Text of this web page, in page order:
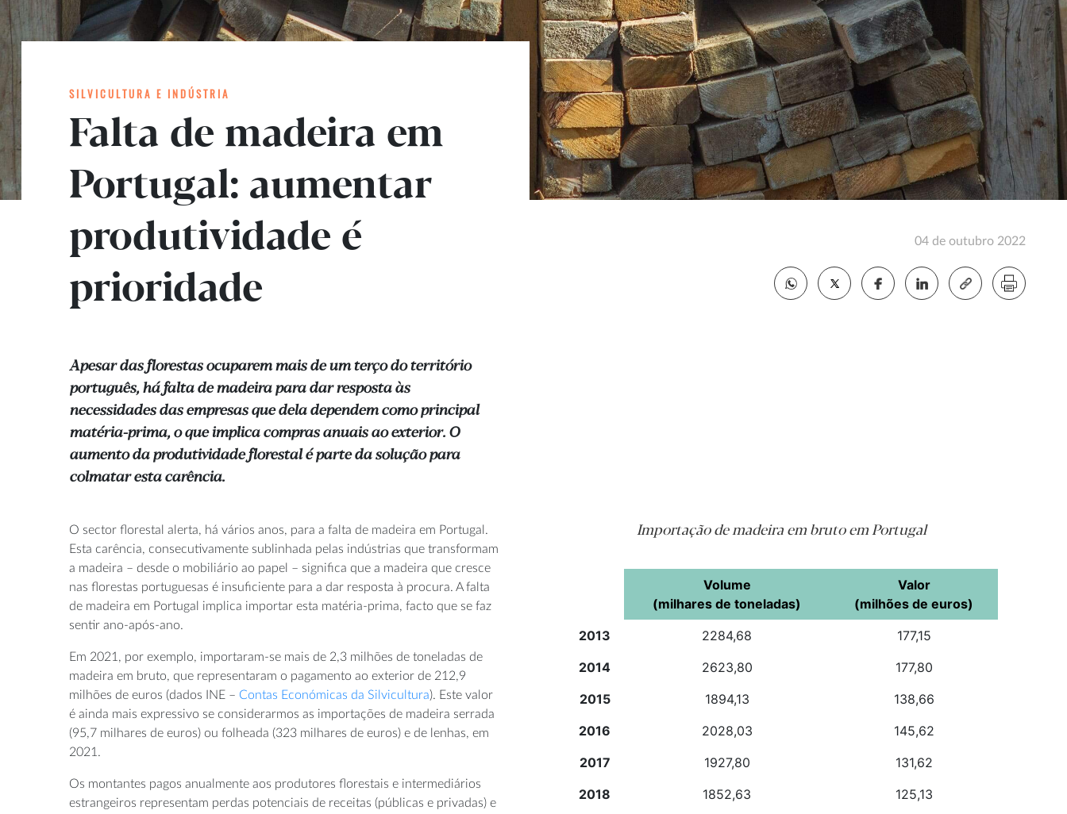
SILVICULTURA E INDÚSTRIA
Falta de madeira em
Portugal: aumentar
produtividade é
prioridade
Apesar das florestas ocuparem mais de um terço do território
português, há falta de madeira para dar resposta às
necessidades das empresas que dela dependem como principal
matéria-prima, o que implica compras anuais ao exterior. O
aumento da produtividade florestal é parte da solução para
colmatar esta carência.
04 de outubro 2022
O sector florestal alerta, há vários anos, para a falta de madeira em Portugal.
Esta carência, consecutivamente sublinhada pelas indústrias que transformam
a madeira – desde o mobiliário ao papel – significa que a madeira que cresce
nas florestas portuguesas é insuficiente para a dar resposta à procura. A falta
de madeira em Portugal implica importar esta matéria-prima, facto que se faz
sentir ano-após-ano.
Em 2021, por exemplo, importaram-se mais de 2,3 milhões de toneladas de
madeira em bruto, que representaram o pagamento ao exterior de 212,9
milhões de euros (dados INE – Contas Económicas da Silvicultura). Este valor
é ainda mais expressivo se considerarmos as importações de madeira serrada
(95,7 milhares de euros) ou folheada (323 milhares de euros) e de lenhas, em
2021.
Os montantes pagos anualmente aos produtores florestais e intermediários
estrangeiros representam perdas potenciais de receitas (públicas e privadas) e
Importação de madeira em bruto em Portugal
Volume
(milhares de toneladas)
Valor
(milhões de euros)
2013
2284,68
177,15
2014
2623,80
177,80
2015
1894,13
138,66
2016
2028,03
145,62
2017
1927,80
131,62
2018
1852,63
125,13